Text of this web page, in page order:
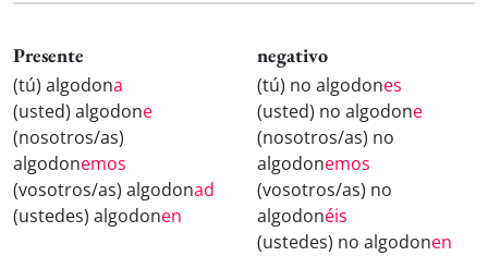
Presente
(tú) algodona
(usted) algodone
(nosotros/as)
algodonemos
(vosotros/as) algodonad
(ustedes) algodonen
negativo
(tú) no algodones
(usted) no algodone
(nosotros/as) no
algodonemos
(vosotros/as) no
algodonéis
(ustedes) no algodonen